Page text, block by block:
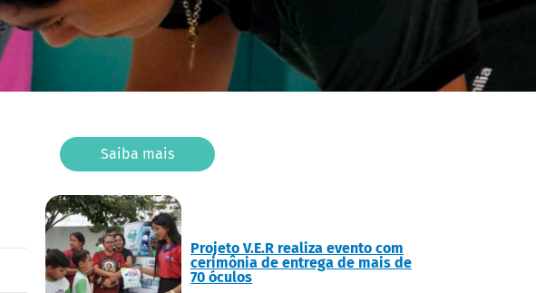
Saiba mais
Projeto V.E.R realiza evento com
cerimônia de entrega de mais de
70 óculos